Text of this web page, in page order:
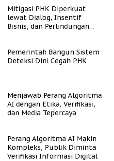
Mitigasi PHK Diperkuat
lewat Dialog, Insentif
Bisnis, dan Perlindungan
Pemerintah Bangun Sistem
Deteksi Dini Cegah PHK
Menjawab Perang Algoritma
AI dengan Etika, Verifikasi,
dan Media Tepercaya
Perang Algoritma AI Makin
Kompleks, Publik Diminta
Verifikasi Informasi Digital